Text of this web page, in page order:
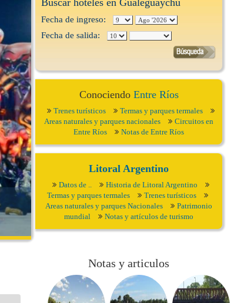
Buscar hoteles en Gualeguaychú
Fecha de ingreso:
Fecha de salida:
Conociendo Entre Ríos
Trenes turísticos
Termas y parques termales
Areas naturales y parques nacionales
Circuitos en
Entre Ríos
Notas de Entre Ríos
Litoral Argentino
Datos de ..
Historia de Litoral Argentino
Termas y parques termales
Trenes turísticos
Areas naturales y parques Nacionales
Patrimonio
mundial
Notas y artículos de turismo
Notas y articulos